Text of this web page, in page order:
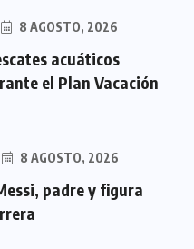
8 AGOSTO, 2026
acuáticos
el Plan Vacación
8 AGOSTO, 2026
padre y figura